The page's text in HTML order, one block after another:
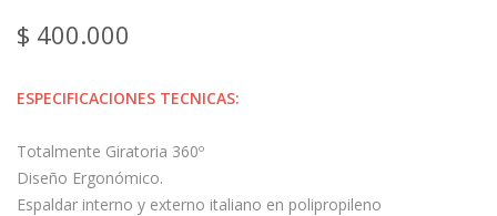
$ 400.000
ESPECIFICACIONES TECNICAS:
Totalmente Giratoria 360º
Diseño Ergonómico.
Espaldar interno y externo italiano en polipropileno